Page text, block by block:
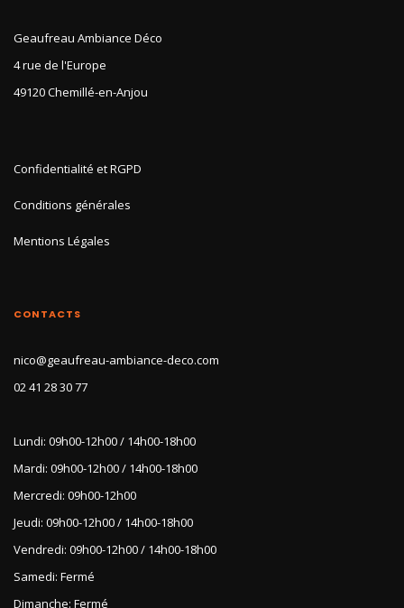
Geaufreau Ambiance Déco
4 rue de l'Europe
49120 Chemillé-en-Anjou
Confidentialité et RGPD
Conditions générales
Mentions Légales
CONTACTS
nico@geaufreau-ambiance-deco.com
02 41 28 30 77
Lundi: 09h00-12h00 / 14h00-18h00
Mardi: 09h00-12h00 / 14h00-18h00
Mercredi: 09h00-12h00
Jeudi: 09h00-12h00 / 14h00-18h00
Vendredi: 09h00-12h00 / 14h00-18h00
Samedi: Fermé
Dimanche: Fermé